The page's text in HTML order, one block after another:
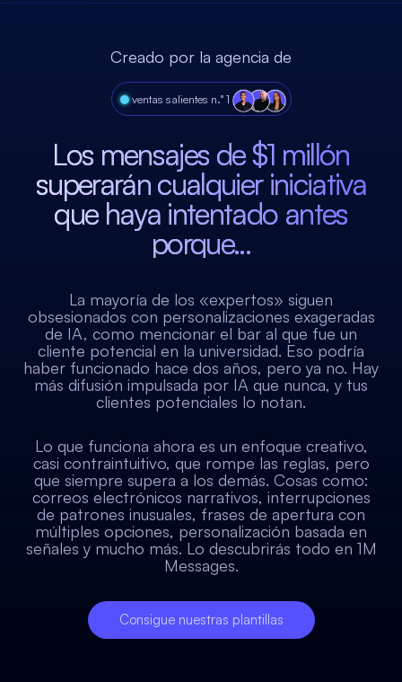
Creado por la agencia de
●ventas salientes n.° 1
Los mensajes de $1 millón
superarán cualquier iniciativa
que haya intentado antes
porque...
La mayoría de los «expertos» siguen
obsesionados con personalizaciones exageradas
de IA, como mencionar el bar al que fue un
cliente potencial en la universidad. Eso podría
haber funcionado hace dos años, pero ya no. Hay
más difusión impulsada por IA que nunca, y tus
clientes potenciales lo notan.
Lo que funciona ahora es un enfoque creativo,
casi contraintuitivo, que rompe las reglas, pero
que siempre supera a los demás. Cosas como:
correos electrónicos narrativos, interrupciones
de patrones inusuales, frases de apertura con
múltiples opciones, personalización basada en
señales y mucho más. Lo descubrirás todo en 1M
Messages.
Consigue nuestras plantillas